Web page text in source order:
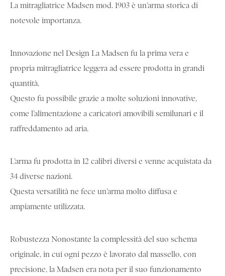
La mitragliatrice Madsen mod. 1903 è un’arma storica di
notevole importanza.
Innovazione nel Design La Madsen fu la prima vera e
propria mitragliatrice leggera ad essere prodotta in grandi
quantità.
Questo fu possibile grazie a molte soluzioni innovative,
come l’alimentazione a caricatori amovibili semilunari e il
raffreddamento ad aria.
L’arma fu prodotta in 12 calibri diversi e venne acquistata da
34 diverse nazioni.
Questa versatilità ne fece un’arma molto diffusa e
ampiamente utilizzata.
Robustezza Nonostante la complessità del suo schema
originale, in cui ogni pezzo è lavorato dal massello, con
precisione, la Madsen era nota per il suo funzionamento